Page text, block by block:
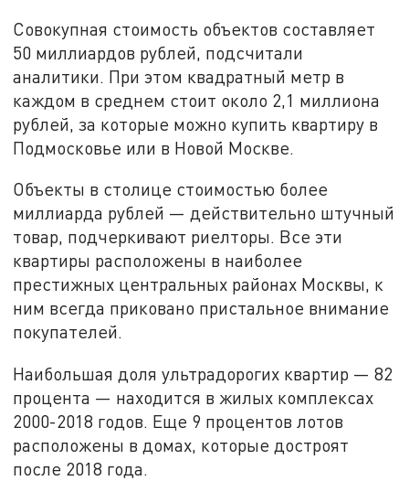
Совокупная стоимость объектов составляет
50 миллиардов рублей, подсчитали
аналитики. При этом квадратный метр в
каждом в среднем стоит около 2,1 миллиона
рублей, за которые можно купить квартиру в
Подмосковье или в Новой Москве.
Объекты в столице стоимостью более
миллиарда рублей — действительно штучный
товар, подчеркивают риелторы. Все эти
квартиры расположены в наиболее
престижных центральных районах Москвы, к
ним всегда приковано пристальное внимание
покупателей.
Наибольшая доля ультрадорогих квартир — 82
процента — находится в жилых комплексах
2000-2018 годов. Еще 9 процентов лотов
расположены в домах, которые достроят
после 2018 года.